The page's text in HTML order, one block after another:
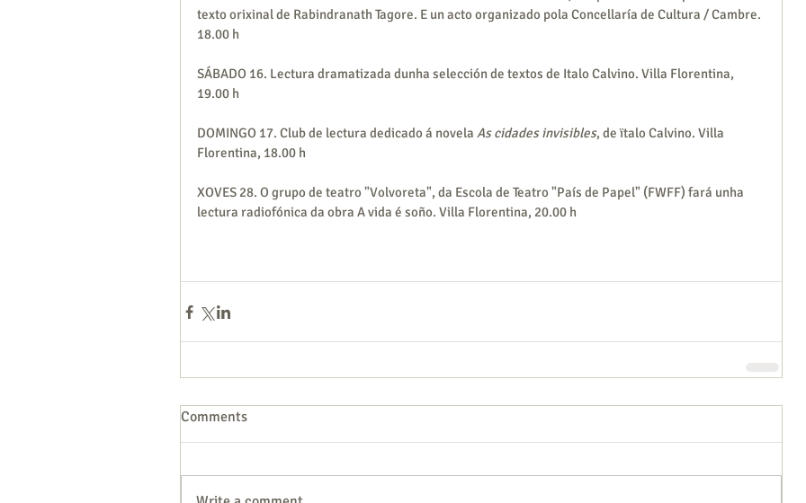
texto orixinal de Rabindranath Tagore. E un acto organizado pola Concellaría de Cultura / Cambre.
18.00 h
SÁBADO 16. Lectura dramatizada dunha selección de textos de Italo Calvino. Villa Florentina,
19.00 h
DOMINGO 17. Club de lectura dedicado á novela As cidades invisibles, de ïtalo Calvino. Villa
Florentina, 18.00 h
XOVES 28. O grupo de teatro "Volvoreta", da Escola de Teatro "País de Papel" (FWFF) fará unha
lectura radiofónica da obra A vida é soño. Villa Florentina, 20.00 h
Comments